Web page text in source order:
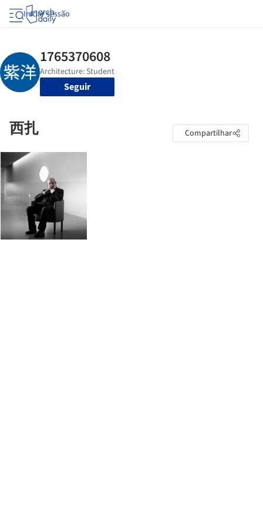
Iniciar sessão
Seguir
西扎 Compartilhar